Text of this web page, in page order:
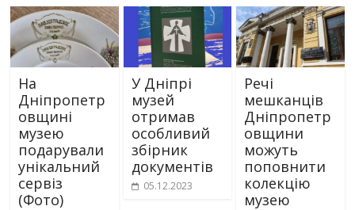
На
Дніпропетр
овщині
музею
подарували
унікальний
сервіз
(Фото)
У Дніпрі
музей
отримав
особливий
збірник
документів
05.12.2023
Речі
мешканців
Дніпропетр
овщини
можуть
поповнити
колекцію
музею